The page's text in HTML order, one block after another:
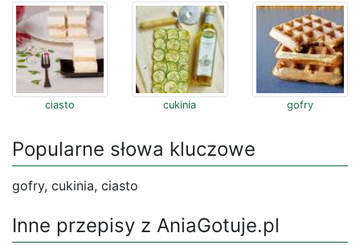
ciasto cukinia gofry
Popularne słowa kluczowe
gofry, cukinia, ciasto
Inne przepisy z AniaGotuje.pl